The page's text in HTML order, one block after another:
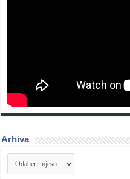
Arhiva
Arhiva